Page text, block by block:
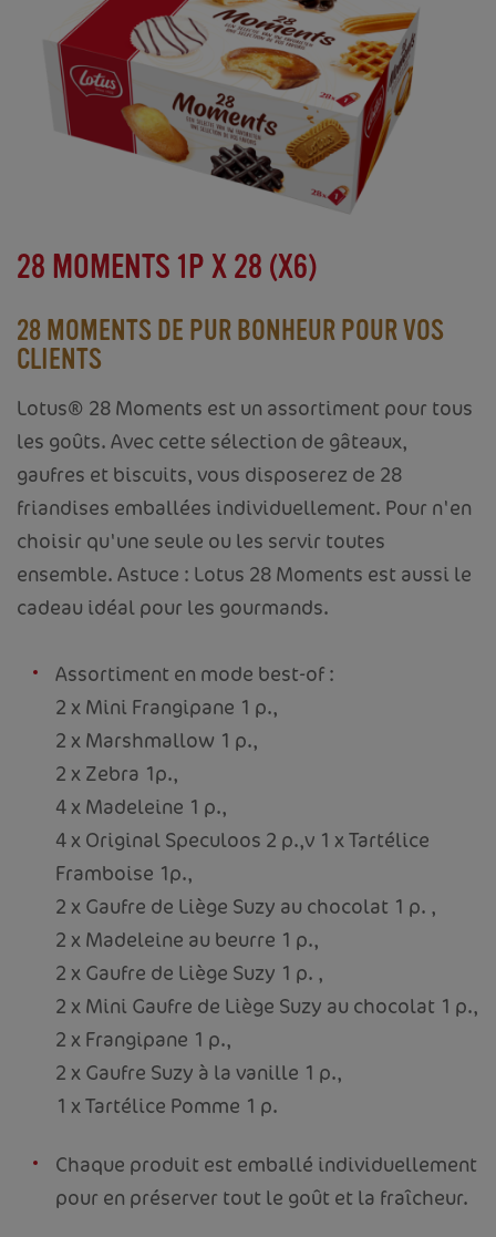
28 MOMENTS 1P X 28 (X6)
28 MOMENTS DE PUR BONHEUR POUR VOS
CLIENTS
Lotus® 28 Moments est un assortiment pour tous
les goûts. Avec cette sélection de gâteaux,
gaufres et biscuits, vous disposerez de 28
friandises emballées individuellement. Pour n'en
choisir qu'une seule ou les servir toutes
ensemble. Astuce : Lotus 28 Moments est aussi le
cadeau idéal pour les gourmands.
Assortiment en mode best-of :
2 x Mini Frangipane 1 p.,
2 x Marshmallow 1 p.,
2 x Zebra 1p.,
4 x Madeleine 1 p.,
4 x Original Speculoos 2 p.,v 1 x Tartélice
Framboise 1p.,
2 x Gaufre de Liège Suzy au chocolat 1 p. ,
2 x Madeleine au beurre 1 p.,
2 x Gaufre de Liège Suzy 1 p. ,
2 x Mini Gaufre de Liège Suzy au chocolat 1 p.,
2 x Frangipane 1 p.,
2 x Gaufre Suzy à la vanille 1 p.,
1 x Tartélice Pomme 1 p.
Chaque produit est emballé individuellement
pour en préserver tout le goût et la fraîcheur.